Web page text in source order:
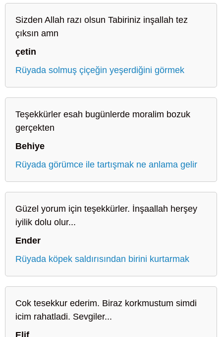
Sizden Allah razı olsun Tabiriniz inşallah tez
çıksın amn
çetin
Rüyada solmuş çiçeğin yeşerdiğini görmek
Teşekkürler esah bugünlerde moralim bozuk
gerçekten
Behiye
Rüyada görümce ile tartışmak ne anlama gelir
Güzel yorum için teşekkürler. İnşaallah herşey
iyilik dolu olur...
Ender
Rüyada köpek saldırısından birini kurtarmak
Cok tesekkur ederim. Biraz korkmustum simdi
icim rahatladi. Sevgiler...
Elif